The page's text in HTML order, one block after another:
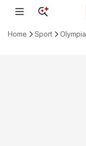
Home Sport Olympia